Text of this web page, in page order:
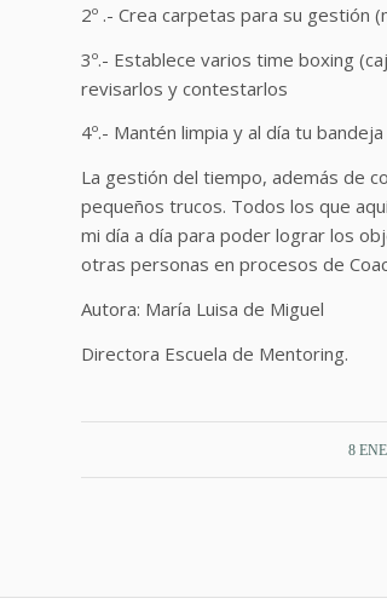
2º .- Crea carpetas para su gestión
3º.- Establece varios time boxing
revisarlos y contestarlos
4º.- Mantén limpia y al día tu
La gestión del tiempo, además de
pequeños trucos. Todos los que
mi día a día para poder lograr los
otras personas en procesos de
Autora: María Luisa de Miguel
Directora Escuela de Mentoring.
8 /